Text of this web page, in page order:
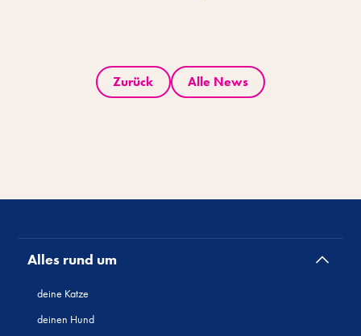
Zurück Alle News
Alles rund um
deine Katze
deinen Hund